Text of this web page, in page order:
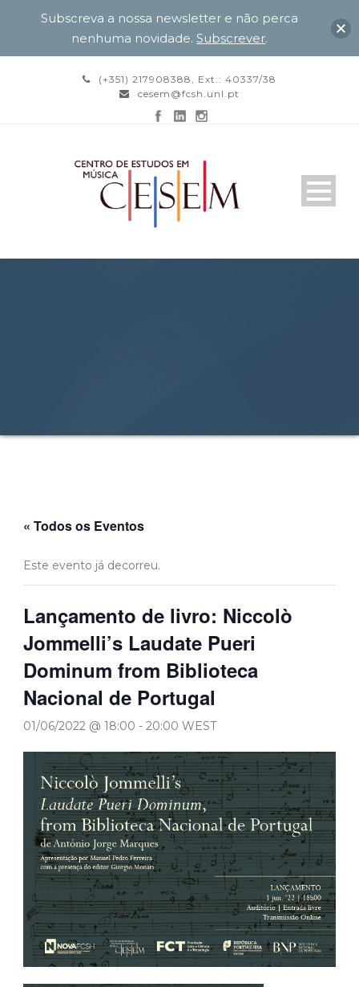
(+351) 217908388, Ext.: 40337/38
cesem@fcsh.unl.pt
« Todos os Eventos
Este evento já decorreu.
Lançamento de livro: Niccolò
Jommelli’s Laudate Pueri
Dominum from Biblioteca
Nacional de Portugal
01/06/2022 @ 18:00 - 20:00 WEST
Subscreva a nossa newsletter e não perca
nenhuma novidade. Subscrever.